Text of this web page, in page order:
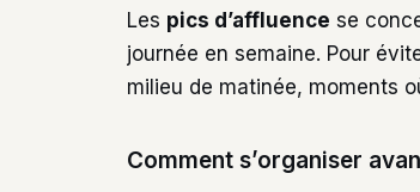
Les pics d’affluence se
journée en semaine. Pour
milieu de matinée, moments
Comment s’organiser